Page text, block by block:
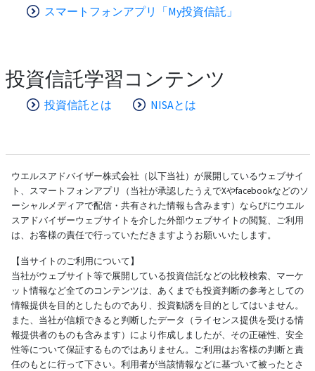
スマートフォンアプリ「My投資信託」
投資信託学習コンテンツ
投資信託とは NISAとは
ウエルスアドバイザー株式会社（以下当社）が展開しているウェブサイ
ト、スマートフォンアプリ（当社が承認したうえでXやfacebookなどのソ
ーシャルメディアで配信・共有された情報も含みます）ならびにウエル
スアドバイザーウェブサイトを介した外部ウェブサイトの閲覧、ご利用
は、お客様の責任で行っていただきますようお願いいたします。
【当サイトのご利用について】
当社がウェブサイト等で展開している投資信託などの比較検索、マーケ
ット情報など全てのコンテンツは、あくまでも投資判断の参考としての
情報提供を目的としたものであり、投資勧誘を目的としてはいません。
また、当社が信頼できると判断したデータ（ライセンス提供を受ける情
報提供者のものも含みます）により作成しましたが、その正確性、安全
性等について保証するものではありません。ご利用はお客様の判断と責
任のもとに行って下さい。利用者が当該情報などに基づいて被ったとさ